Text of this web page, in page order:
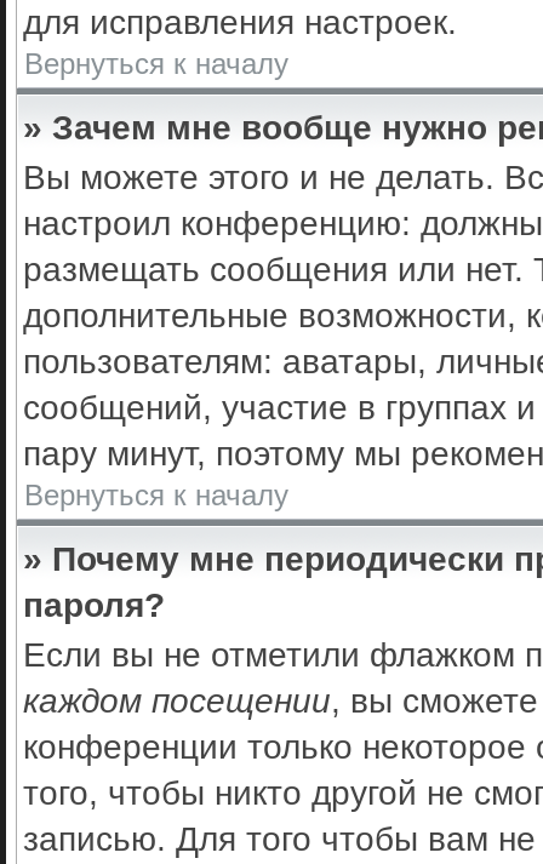
для исправления настроек.
Вернуться к началу
» Зачем мне вообще нужно
Вы можете этого и не делать.
настроил конференцию:
размещать сообщения или нет.
дополнительные возможности,
пользователям: аватары,
сообщений, участие в группах
пару минут, поэтому мы
Вернуться к началу
» Почему мне периодически
пароля?
Если вы не отметили флажком
каждом посещении, вы
конференции только
того, чтобы никто другой не
записью. Для того чтобы вам